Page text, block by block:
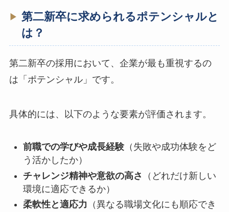
第二新卒に求められるポテンシャルと
は？
第二新卒の採用において、企業が最も重視するの
は「ポテンシャル」です。
具体的には、以下のような要素が評価されます。
前職での学びや成長経験（失敗や成功体験をど
う活かしたか）
チャレンジ精神や意欲の高さ
（どれだけ新しい
環境に適応できるか）
柔軟性と適応力 （異なる職場文化にも順応でき